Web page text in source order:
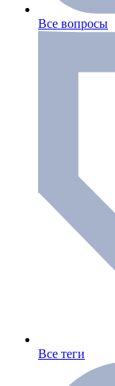
Все вопросы
Все теги